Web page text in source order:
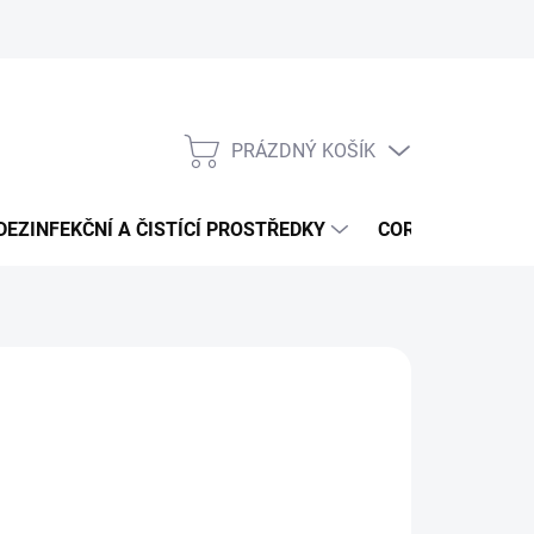
NÁKUPNÍ
PRÁZDNÝ KOŠÍK
A ČISTÍCÍ PROSTŘEDKY CORMEN -